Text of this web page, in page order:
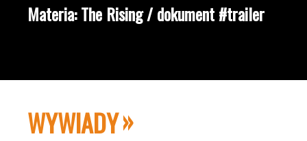
Materia: The Rising / dokument #trailer
WYWIADY